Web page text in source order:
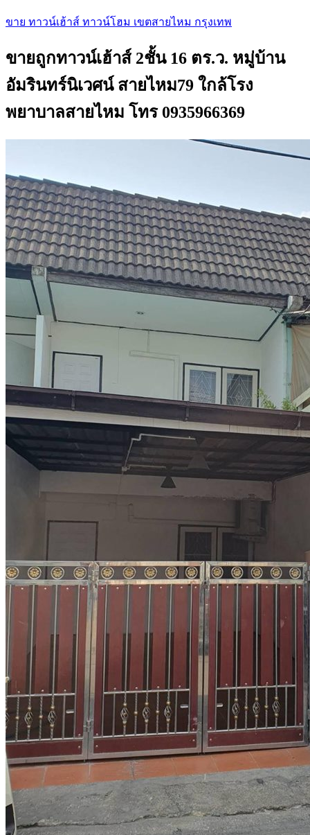
ขาย ทาวน์เฮ้าส์ ทาวน์โฮม เขตสายไหม กรุงเทพ
ขายถูกทาวน์เฮ้าส์ 2ชั้น 16 ตร.ว. หมู่บ้าน
อัมรินทร์นิเวศน์ สายไหม79 ใกล้โรง
พยาบาลสายไหม โทร 0935966369